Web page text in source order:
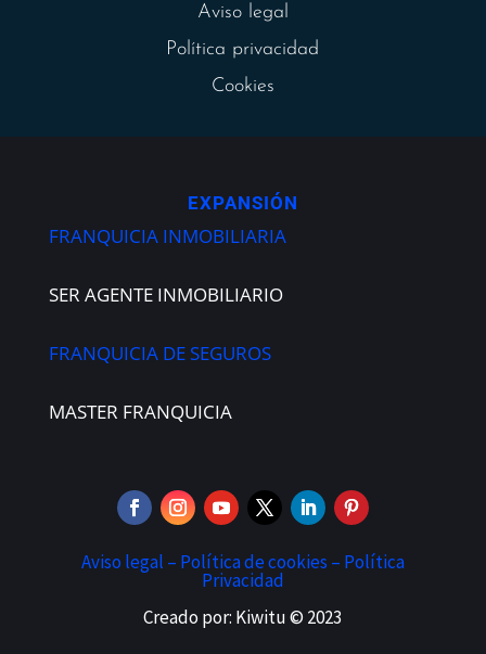
Aviso legal
Política privacidad
Cookies
EXPANSIÓN
FRANQUICIA INMOBILIARIA
SER AGENTE INMOBILIARIO
FRANQUICIA DE SEGUROS
MASTER FRANQUICIA
Aviso legal – Política de cookies – Política
Privacidad
Creado por: Kiwitu © 2023